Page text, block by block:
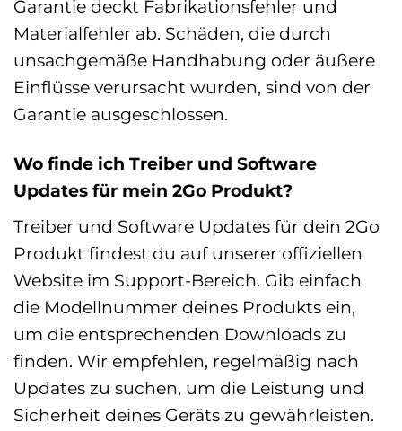
Garantie deckt Fabrikationsfehler und
Materialfehler ab. Schäden, die durch
unsachgemäße Handhabung oder äußere
Einflüsse verursacht wurden, sind von der
Garantie ausgeschlossen.
Wo finde ich Treiber und Software
Updates für mein 2Go Produkt?
Treiber und Software Updates für dein 2Go
Produkt findest du auf unserer offiziellen
Website im Support-Bereich. Gib einfach
die Modellnummer deines Produkts ein,
um die entsprechenden Downloads zu
finden. Wir empfehlen, regelmäßig nach
Updates zu suchen, um die Leistung und
Sicherheit deines Geräts zu gewährleisten.